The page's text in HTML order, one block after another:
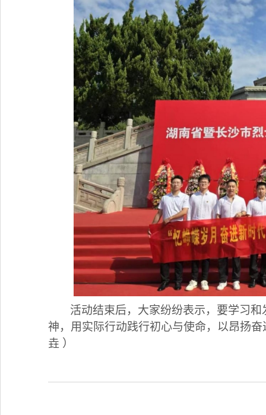
活动结束后，大家纷纷表示，要学习
神，用实际行动践行初心与使命，以昂扬
垚 ）